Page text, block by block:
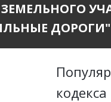
ДОРОГИ"
кодекса